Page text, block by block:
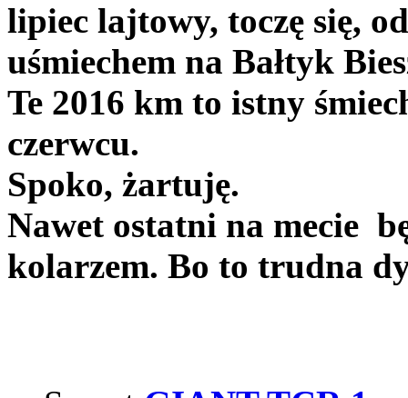
lipiec lajtowy, toczę się,
uśmiechem na Bałtyk
Te 2016 km to istny
czerwcu.
Spoko, żartuję.
Nawet ostatni na mecie
kolarzem. Bo to trudna